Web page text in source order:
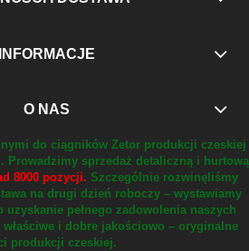
INFORMACJE
O NAS
do ciągników Zetor produkcji czeskiej
Prowadzimy sprzedaż detaliczną i hurtową
8000 pozycji. Szczególnie rozwinęliśmy
na drugi dzień roboczy – wystawiamy
uzyskanie pełnego zadowolenia naszych
i dobre jakościowo – oryginalne
produkcji czeskiej.